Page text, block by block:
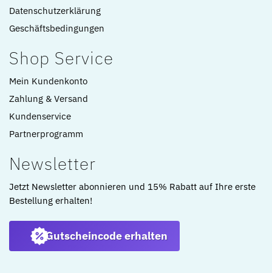
Datenschutzerklärung
Geschäftsbedingungen
Shop Service
Mein Kundenkonto
Zahlung & Versand
Kundenservice
Partnerprogramm
Newsletter
Jetzt Newsletter abonnieren und 15% Rabatt auf Ihre erste
Bestellung erhalten!
Gutscheincode erhalten